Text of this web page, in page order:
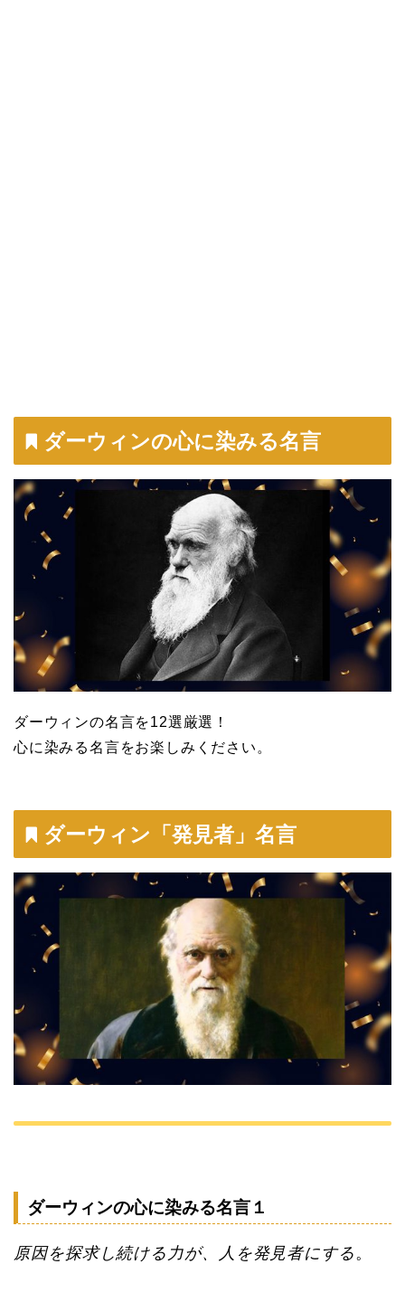
ダーウィンの心に染みる名言
ダーウィンの名言を12選厳選！
心に染みる名言をお楽しみください。
ダーウィン「発見者」名言
ダーウィンの心に染みる名言１
原因を探求し続ける力が、人を発見者にする 。